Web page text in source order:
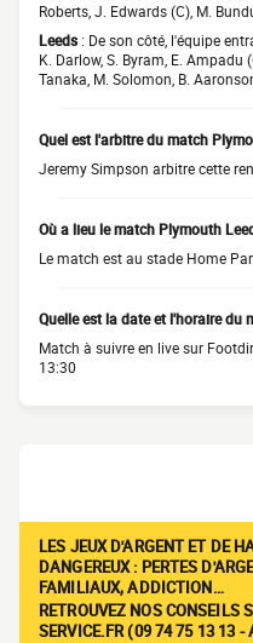
Roberts, J. Edwards (C), M.
Leeds: De son côté, l'équipe
K. Darlow, S. Byram, E. Ampadu
Tanaka, M. Solomon, B.
Quel est l'arbitre du match
Jeremy Simpson arbitre cette
Où a lieu le match Plymouth
Le match est au stade Home
Quelle est la date et l'horaire du
Match à suivre en live sur
13:30
LES JEUX D'ARGENT ET DE
DANGEREUX : PERTES
FAMILIAUX, ADDICTION…
RETROUVEZ NOS CONSEILS
SERVICE.FR (09 74 75 13 13 -